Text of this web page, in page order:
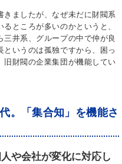
ましたが、なぜ未だに財閥系
ところが多いのかというと、
井系、グループの中で仲が良
いうのは孤独ですから、困っ
旧財閥の企業集団が機能してい
。「集合知」を機能さ
や会社が変化に対応し